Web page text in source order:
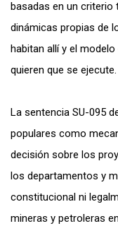
basadas en un
dinámicas propias de
habitan allí y el
quieren que se ejecute.
La sentencia SU-095
populares como
decisión sobre los
los departamentos y
constitucional ni
mineras y petroleras